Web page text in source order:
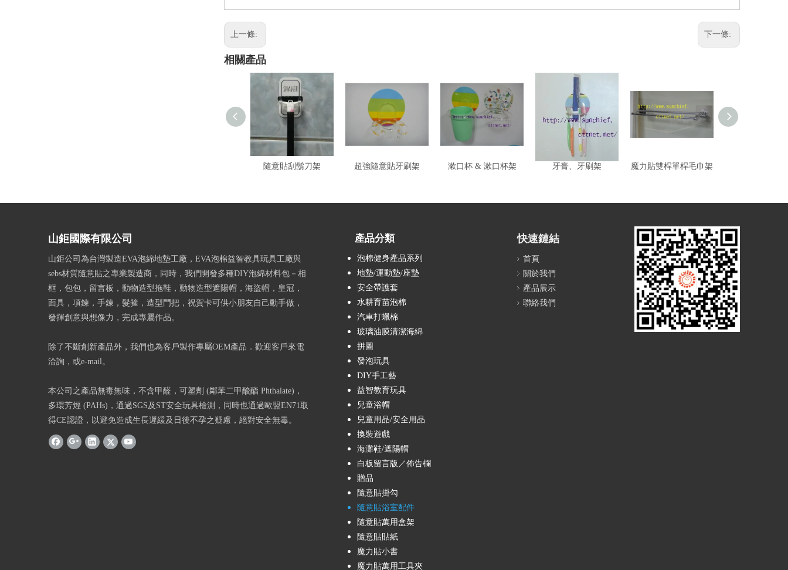
上一條: 下一條:
相關產品
隨意貼刮鬍刀架 超強隨意貼牙刷架 漱口杯 & 漱口杯架 牙膏、牙刷架 魔力貼雙桿單桿毛巾架
山鉅國際有限公司
山鉅公司為台灣製造EVA泡綿地墊工廠，EVA泡棉益智教具玩具工廠與
sebs材質隨意貼之專業製造商，同時，我們開發多種DIY泡綿材料包－相
框，包包，留言板，動物造型拖鞋，動物造型遮陽帽，海盜帽，皇冠，
面具，項鍊，手鍊，髮箍，造型門把，祝賀卡可供小朋友自己動手做，
發揮創意與想像力，完成專屬作品。
除了不斷創新產品外，我們也為客戶製作專屬OEM產品．歡迎客戶來電
洽詢，或e-mail。
本公司之產品無毒無味，不含甲醛，可塑劑 (鄰苯二甲酸酯 Phthalate)，
多環芳烴 (PAHs)，通過SGS及ST安全玩具檢測，同時也通過歐盟EN71取
得CE認證，以避免造成生長遲緩及日後不孕之疑慮，絕對安全無毒。
產品分類
泡棉健身產品系列
地墊/運動墊/座墊
安全帶護套
水耕育苗泡棉
汽車打蠟棉
玻璃油膜清潔海綿
拼圖
發泡玩具
DIY手工藝
益智教育玩具
兒童浴帽
兒童用品/安全用品
換裝遊戲
海灘鞋/遮陽帽
白板留言版／佈告欄
贈品
隨意貼掛勾
隨意貼浴室配件
隨意貼萬用盒架
隨意貼貼紙
魔力貼小書
魔力貼萬用工具夾
快速鏈結
首頁
關於我們
產品展示
聯絡我們